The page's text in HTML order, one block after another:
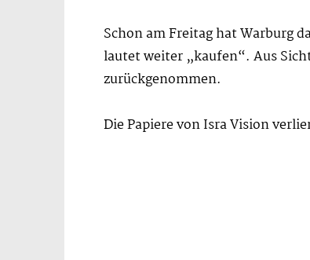
Schon am Freitag hat Warburg
lautet weiter „kaufen“. Aus
zurückgenommen.
Die Papiere von Isra Vision